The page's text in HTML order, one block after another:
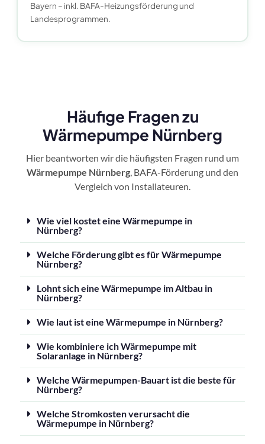
Bayern – inkl. BAFA-Heizungsförderung und
Landesprogrammen.
Häufige Fragen zu
Wärmepumpe Nürnberg
Hier beantworten wir die häufigsten Fragen rund um
Wärmepumpe Nürnberg, BAFA-Förderung und den
Vergleich von Installateuren.
Wie viel kostet eine Wärmepumpe in
Nürnberg?
Welche Förderung gibt es für Wärmepumpe
Nürnberg?
Lohnt sich eine Wärmepumpe im Altbau in
Nürnberg?
Wie laut ist eine Wärmepumpe in Nürnberg?
Wie kombiniere ich Wärmepumpe mit
Solaranlage in Nürnberg?
Welche Wärmepumpen-Bauart ist die beste für
Nürnberg?
Welche Stromkosten verursacht die
Wärmepumpe in Nürnberg?